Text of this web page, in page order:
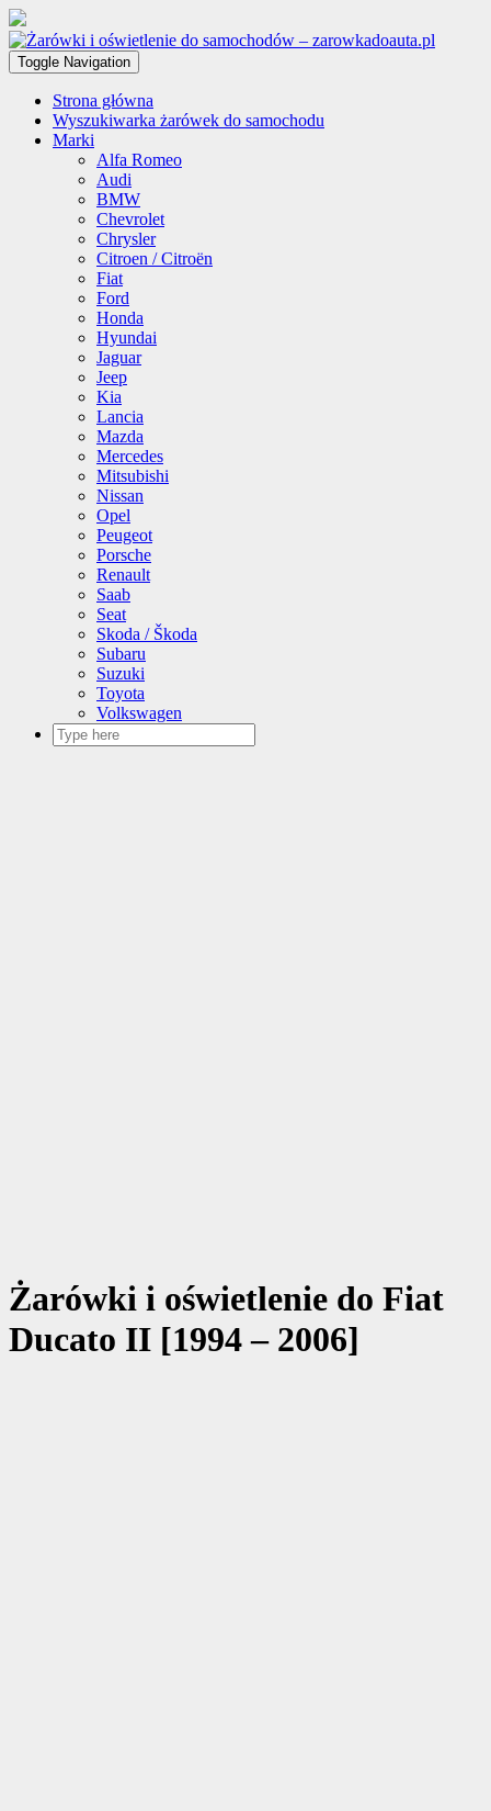
Toggle Navigation
Strona główna
Wyszukiwarka żarówek do samochodu
Marki
Alfa Romeo
Audi
BMW
Chevrolet
Chrysler
Citroen / Citroën
Fiat
Ford
Honda
Hyundai
Jaguar
Jeep
Kia
Lancia
Mazda
Mercedes
Mitsubishi
Nissan
Opel
Peugeot
Porsche
Renault
Saab
Seat
Skoda / Škoda
Subaru
Suzuki
Toyota
Volkswagen
Żarówki i oświetlenie do Fiat
Ducato II [1994 – 2006]